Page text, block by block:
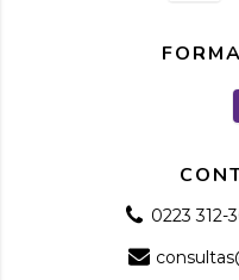
0223 312-